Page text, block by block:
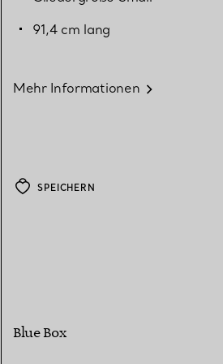
91,4 cm lang
Mehr Informationen
SPEICHERN
Blue Box